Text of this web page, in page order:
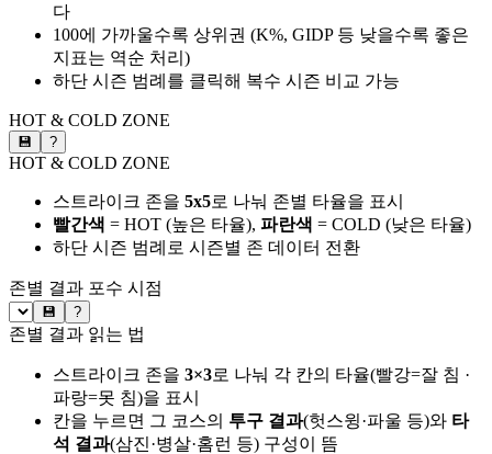
다
100에 가까울수록 상위권 (K%, GIDP 등 낮을수록 좋은
지표는 역순 처리)
하단 시즌 범례를 클릭해 복수 시즌 비교 가능
HOT & COLD ZONE
💾 ?
HOT & COLD ZONE
스트라이크 존을 5x5로 나눠 존별 타율을 표시
빨간색 = HOT (높은 타율), 파란색 = COLD (낮은 타율)
하단 시즌 범례로 시즌별 존 데이터 전환
존별 결과 포수 시점
💾 ?
존별 결과 읽는 법
스트라이크 존을 3×3로 나눠 각 칸의 타율(빨강=잘 침 ·
파랑=못 침)을 표시
칸을 누르면 그 코스의 투구 결과(헛스윙·파울 등)와 타
석 결과(삼진·병살·홈런 등) 구성이 뜸